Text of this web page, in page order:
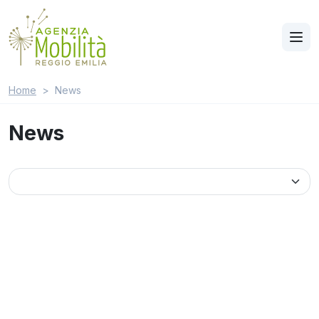
Home News
News